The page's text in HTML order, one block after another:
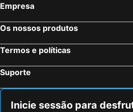
Empresa
Os nossos produtos
Termos e políticas
Suporte
Inicie sessão para